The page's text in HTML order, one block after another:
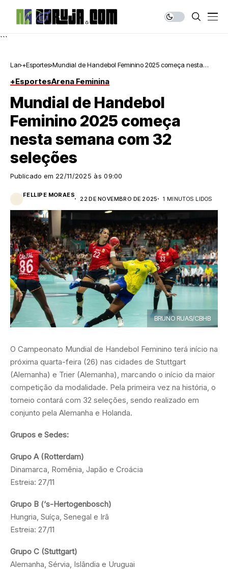
```
Lar +Esportes Mundial de Handebol Feminino 2025 começa nesta
+EsportesArena Feminina
Mundial de Handebol
Feminino 2025 começa
nesta semana com 32
seleções
Publicado em 22/11/2025 às 09:00
FELLIPE MORAES
22 DE NOVEMBRO DE 2025 1 MINUTOS LIDOS
BRUNO RUAS/CBHB
O Campeonato Mundial de Handebol Feminino terá início na
próxima quarta-feira (26) nas cidades de Stuttgart
(Alemanha) e Trier (Alemanha), marcando o início da maior
competição da modalidade. Pela primeira vez na história, o
torneio contará com 32 seleções, sendo realizado em
conjunto pela Alemanha e Holanda.
Grupos e Sedes:
Grupo A (Rotterdam)
Dinamarca, Romênia, Japão e Croácia
Estreia: 27/11
Grupo B (‘s-Hertogenbosch)
Hungria, Suíça, Senegal e Irã
Estreia: 27/11
Grupo C (Stuttgart)
Alemanha, Sérvia, Islândia e Uruguai